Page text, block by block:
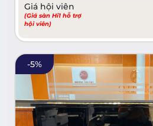
Giá hội viên
(Giá sàn Hi1 hỗ trợ
hội viên)
-5%